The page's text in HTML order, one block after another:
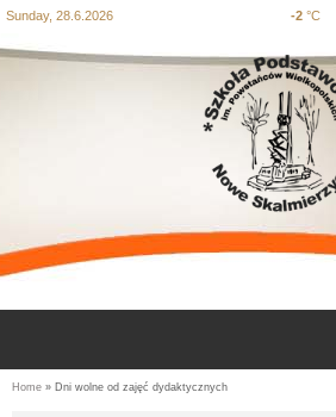
to
site
search
to
main
content
to
footer
Sunday, 28.6.2026 -2 °C
Home » Dni wolne od zajęć dydaktycznych